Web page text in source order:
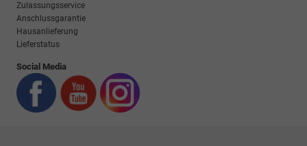
Zulassungsservice
Anschlussgarantie
Hausanlieferung
Lieferstatus
Social Media